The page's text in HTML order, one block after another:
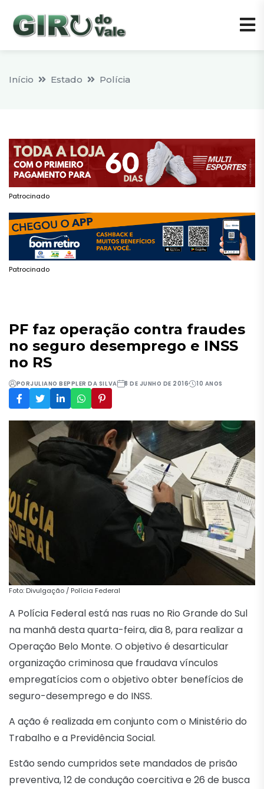
Início Estado Polícia
Patrocinado
Patrocinado
PF faz operação contra fraudes
no seguro desemprego e INSS
no RS
PORJULIANO BEPPLER DA SILVA 8 DE JUNHO DE 2016 10 ANOS
Foto: Divulgação / Polícia Federal
A Polícia Federal está nas ruas no Rio Grande do Sul
na manhã desta quarta-feira, dia 8, para realizar a
Operação Belo Monte. O objetivo é desarticular
organização criminosa que fraudava vínculos
empregatícios com o objetivo obter benefícios de
seguro-desemprego e do INSS.
A ação é realizada em conjunto com o Ministério do
Trabalho e a Previdência Social.
Estão sendo cumpridos sete mandados de prisão
preventiva, 12 de condução coercitiva e 26 de busca